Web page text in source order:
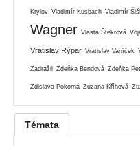
Krylov Vladimír Kusbach Vladimír
Wagner Vlasta Štekrová
Vratislav Rýpar Vratislav Vaníček
Zadražil Zdeňka Bendová Zdeňka
Zdislava Pokorná Zuzana Kříhová
Témata